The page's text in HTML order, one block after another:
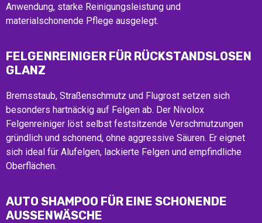
Anwendung, starke Reinigungsleistung und
materialschonende Pflege ausgelegt.
FELGENREINIGER FÜR RÜCKSTANDSLOSEN
GLANZ
Bremsstaub, Straßenschmutz und Flugrost setzen sich
besonders hartnäckig auf Felgen ab. Der Nivolox
Felgenreiniger löst selbst festsitzende Verschmutzungen
gründlich und schonend, ohne aggressive Säuren. Er eignet
sich ideal für Alufelgen, lackierte Felgen und empfindliche
Oberflächen.
AUTO SHAMPOO FÜR EINE SCHONENDE
AUSSENWÄSCHE